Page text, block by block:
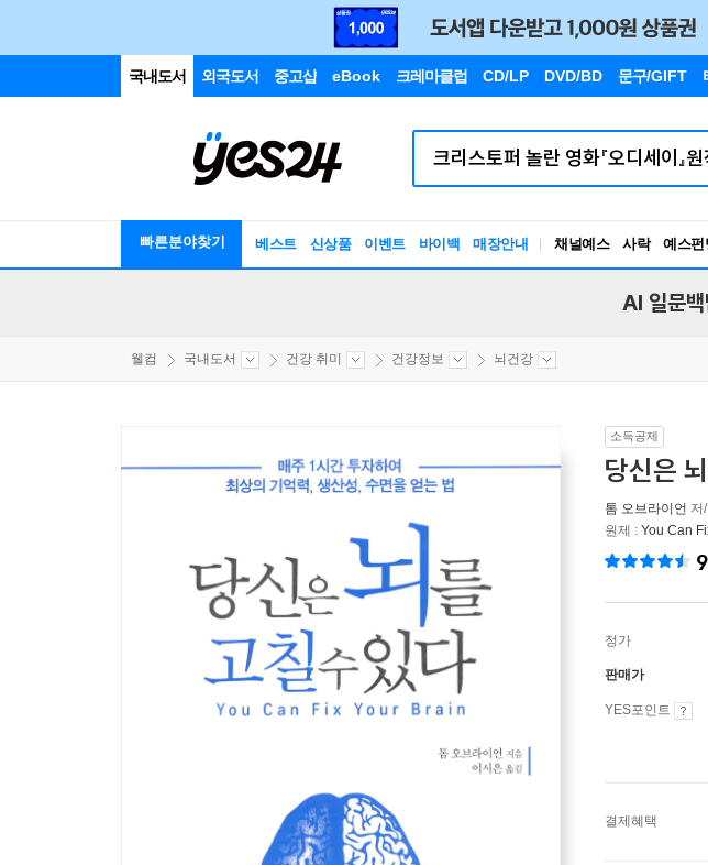
국내도서 외국도서 중고샵 eBook 크레마클럽 CD/LP DVD/BD 문구/GIFT
빠른분야찾기 베스트 신상품 이벤트 바이백 매장안내 채널예스 사락 예스펀
AI 일문
웰컴 국내도서 건강 취미 건강정보 뇌건강
소득공제
당신은
톰 오브라이언 저/
원제 : You Can
정가
판매가
YES포인트
결제혜택